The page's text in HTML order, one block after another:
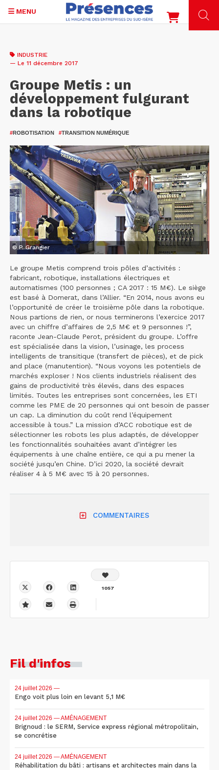
contenu
MENU
INDUSTRIE
— Le 11 décembre 2017
Groupe Metis : un
développement fulgurant
dans la robotique
#ROBOTISATION #TRANSITION NUMÉRIQUE
© P. Grangier
Le groupe Metis comprend trois pôles d’activités :
fabricant, robotique, installations électriques et
automatismes (100 personnes ; CA 2017 : 15 M€). Le siège
est basé à Domerat, dans l’Allier. “En 2014, nous avons eu
l’opportunité de créer le troisième pôle dans la robotique.
Nous partions de rien, or nous terminerons l’exercice 2017
avec un chiffre d’affaires de 2,5 M€ et 9 personnes !”,
raconte Jean-Claude Perot, président du groupe. L’offre
est spécialisée dans la vision, l’usinage, les process
intelligents de transitique (transfert de pièces), et de pick
and place (manutention). “Nous voyons les potentiels de
marchés exploser ! Nos clients industriels réalisent des
gains de productivité très élevés, dans des espaces
limités. Toutes les entreprises sont concernées, les ETI
comme les PME de 20 personnes qui ont besoin de passer
un cap. La diminution du coût rend l’équipement
accessible à tous.” La mission d’ACC robotique est de
sélectionner les robots les plus adaptés, de développer
les fonctionnalités souhaitées avant d’intégrer les
équipements à une chaîne entière, ce qui a pu mener la
société jusqu’en Chine. D’ici 2020, la société devrait
réaliser 4 à 5 M€ avec 15 à 20 personnes.
COMMENTAIRES
1057
Fil d'infos
24 juillet 2026 —
Engo voit plus loin en levant 5,1 M€
24 juillet 2026 — AMÉNAGEMENT
Brignoud : le SERM, Service express régional métropolitain,
se concrétise
24 juillet 2026 — AMÉNAGEMENT
Réhabilitation du bâti : artisans et architectes main dans la